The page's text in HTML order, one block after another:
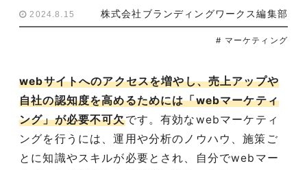
2024.8.15 株式会社ブランディングワークス編集部
# マーケティング
webサイトへのアクセスを増やし、売上アップや
自社の認知度を高めるためには「webマーケティ
ング」が必要不可欠です。有効なwebマーケティ
ングを行うには、運用や分析のノウハウ、施策ご
とに知識やスキルが必要とされ、自分でwebマー